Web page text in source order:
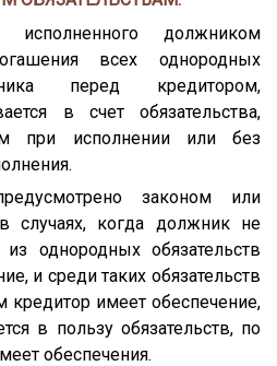
должником
всех однородных
перед кредитором,
в счет обязательства,
при исполнении или без
законом или
случаях, когда должник не
однородных обязательств
и среди таких обязательств
кредитор имеет обеспечение,
в пользу обязательств, по
обеспечения.